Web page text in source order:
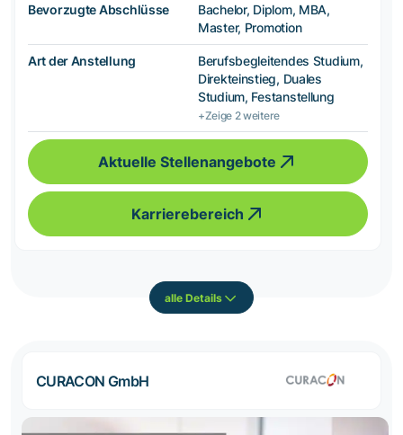
Bevorzugte Abschlüsse
Bachelor, Diplom, MBA,
Master, Promotion
Art der Anstellung
Berufsbegleitendes Studium,
Direkteinstieg, Duales
Studium, Festanstellung
+Zeige 2 weitere
Aktuelle Stellenangebote
Karrierebereich
alle Details
CURACON GmbH